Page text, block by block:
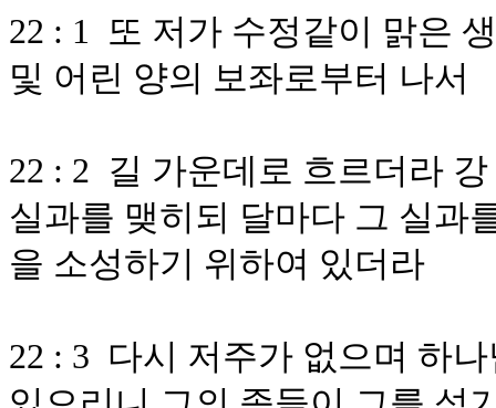
22 : 1 또 저가 수정같이 맑은
및 어린 양의 보좌로부터 나서
22 : 2 길 가운데로 흐르더라
실과를 맺히되 달마다 그 실과
을 소성하기 위하여 있더라
22 : 3 다시 저주가 없으며 하